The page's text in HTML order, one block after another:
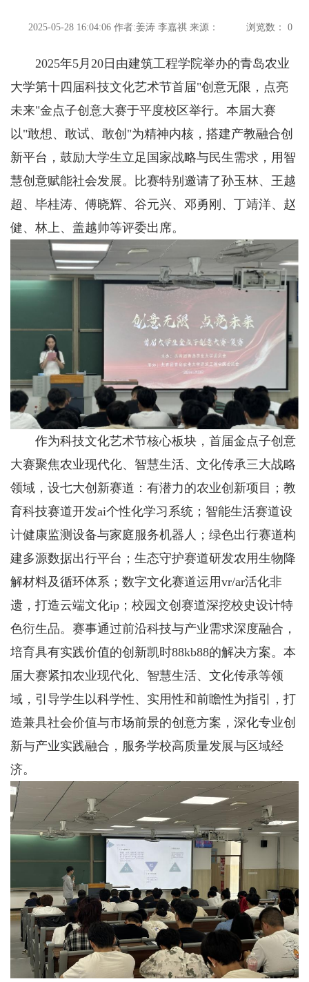
2025-05-28 16:04:06 作者:姜涛 李嘉祺 来源： 浏览数： 0
2025年5月20日由建筑工程学院举办的青岛农业
大学第十四届科技文化艺术节首届"创意无限，点亮
未来"金点子创意大赛于平度校区举行。本届大赛
以"敢想、敢试、敢创"为精神内核，搭建产教融合创
新平台，鼓励大学生立足国家战略与民生需求，用智
慧创意赋能社会发展。比赛特别邀请了孙玉林、王越
超、毕桂涛、傅晓辉、谷元兴、邓勇刚、丁靖洋、赵
健、林上、盖越帅等评委出席。
作为科技文化艺术节核心板块，首届金点子创意
大赛聚焦农业现代化、智慧生活、文化传承三大战略
领域，设七大创新赛道：有潜力的农业创新项目；教
育科技赛道开发ai个性化学习系统；智能生活赛道设
计健康监测设备与家庭服务机器人；绿色出行赛道构
建多源数据出行平台；生态守护赛道研发农用生物降
解材料及循环体系；数字文化赛道运用vr/ar活化非
遗，打造云端文化ip；校园文创赛道深挖校史设计特
色衍生品。赛事通过前沿科技与产业需求深度融合，
培育具有实践价值的创新凯时88kb88的解决方案。本
届大赛紧扣农业现代化、智慧生活、文化传承等领
域，引导学生以科学性、实用性和前瞻性为指引，打
造兼具社会价值与市场前景的创意方案，深化专业创
新与产业实践融合，服务学校高质量发展与区域经
济。